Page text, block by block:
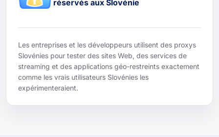
réservés aux Slovénie
Les entreprises et les développeurs utilisent des proxys
Slovénies pour tester des sites Web, des services de
streaming et des applications géo-restreints exactement
comme les vrais utilisateurs Slovénies les
expérimenteraient.